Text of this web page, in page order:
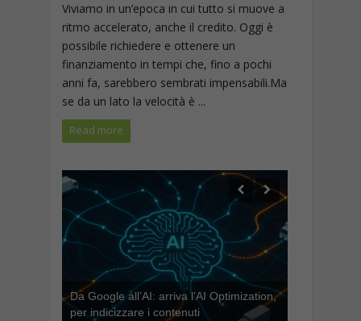
Viviamo in un’epoca in cui tutto si muove a
ritmo accelerato, anche il credito. Oggi è
possibile richiedere e ottenere un
finanziamento in tempi che, fino a pochi
anni fa, sarebbero sembrati impensabili.Ma
se da un lato la velocità è ...
Read more
Da Google all’AI: arriva l’AI Optimization,
per indicizzare i contenuti